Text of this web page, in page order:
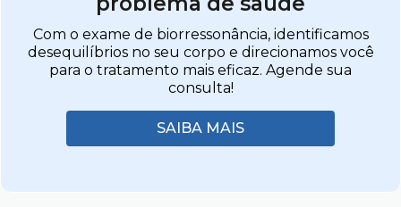
Com o exame de biorressonância, identificamos
desequilíbrios no seu corpo e direcionamos você
para o tratamento mais eficaz. Agende sua
consulta!
SAIBA MAIS